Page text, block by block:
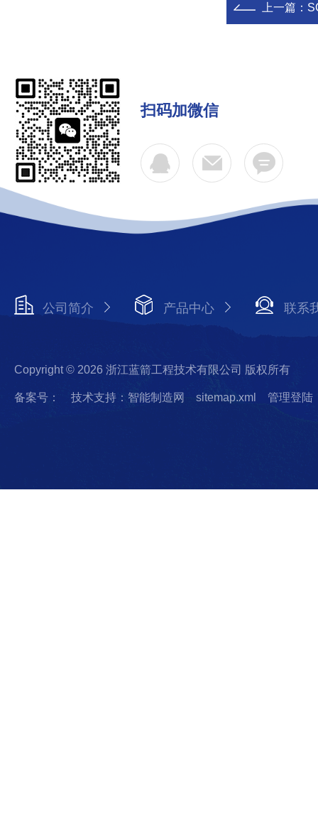
上一篇：
扫码加微信
公司简介 产品中心 联系
Copyright © 2026 浙江蓝箭工程技术有限公司 版权所有
备案号： 技术支持：智能制造网 sitemap.xml 管理登陆